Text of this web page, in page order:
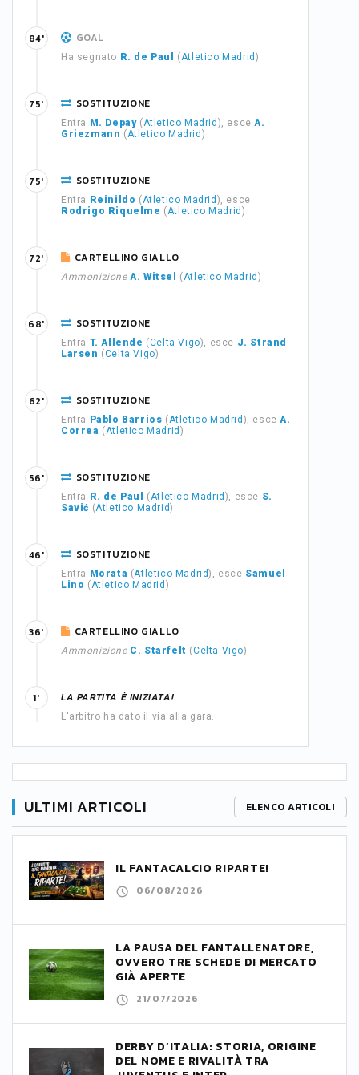
GOAL
Ha segnato R. de Paul (Atletico Madrid )
84'
SOSTITUZIONE
Entra M. Depay(Atletico Madrid ), esceA.
Griezmann (Atletico Madrid )
75'
SOSTITUZIONE
Entra Reinildo (Atletico Madrid ), esce
Rodrigo Riquelme (Atletico Madrid )
75'
CARTELLINO GIALLO
Ammonizione A. Witsel (Atletico Madrid )
72'
SOSTITUZIONE
Entra T. Allende (Celta Vigo), esce J. Strand
Larsen (Celta Vigo)
68'
SOSTITUZIONE
Entra Pablo Barrios (Atletico Madrid ), esceA.
Correa (Atletico Madrid )
62'
SOSTITUZIONE
Entra R. de Paul (Atletico Madrid ), esce S.
Savić (Atletico Madrid)
56'
SOSTITUZIONE
Entra Morata (Atletico Madrid), esce Samuel
Lino (Atletico Madrid )
46'
CARTELLINO GIALLO
Ammonizione C. Starfelt (Celta Vigo)
36'
LA PARTITA È INIZIATA!
L'arbitro ha dato il via alla gara.
1'
ULTIMI ARTICOLI ELENCO ARTICOLI
IL FANTACALCIO RIPARTE!
06/08/2026
LA PAUSA DEL FANTALLENATORE,
OVVERO TRE SCHEDE DI MERCATO
GIÀ APERTE
21/07/2026
DERBY D’ITALIA: STORIA, ORIGINE
DEL NOME E RIVALITÀ TRA